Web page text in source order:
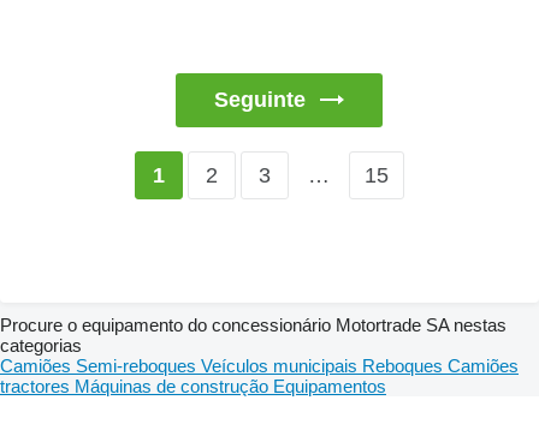
Seguinte
1 2 3 … 15
Procure o equipamento do concessionário Motortrade SA nestas
categorias
Camiões Semi-reboques Veículos municipais Reboques Camiões
tractores Máquinas de construção Equipamentos